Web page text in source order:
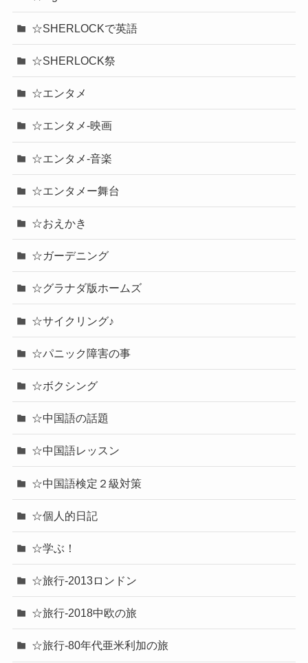
☆SHERLOCKで英語
☆SHERLOCK祭
☆エンタメ
☆エンタメ-映画
☆エンタメ-音楽
☆エンタメー舞台
☆おえかき
☆ガーデニング
☆グラナダ版ホームズ
☆サイクリング♪
☆パニック障害の事
☆ボクシング
☆中国語の話題
☆中国語レッスン
☆中国語検定２級対策
☆個人的日記
☆学ぶ！
☆旅行-2013ロンドン
☆旅行-2018中欧の旅
☆旅行-80年代亜米利加の旅